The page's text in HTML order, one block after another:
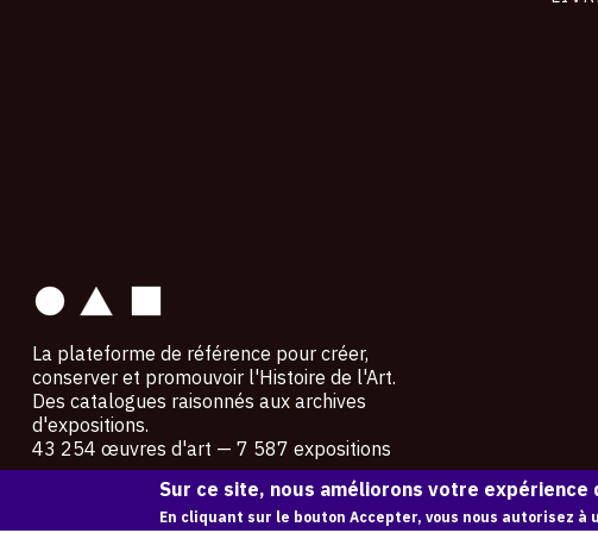
La plateforme de référence pour créer,
conserver et promouvoir l'Histoire de l'Art.
Des catalogues raisonnés aux archives
d'expositions.
43 254 œuvres d'art — 7 587 expositions
Copyright © OAM 2026. Tous droits réservés.
Sur ce site, nous améliorons votre
En cliquant sur le bouton Accepter, vous nous autorisez à